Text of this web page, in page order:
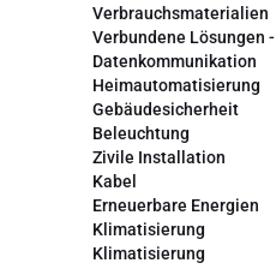
Verbrauchsmaterialien
Verbundene Lösungen -
Datenkommunikation
Heimautomatisierung
Gebäudesicherheit
Beleuchtung
Zivile Installation
Kabel
Erneuerbare Energien
Klimatisierung
Klimatisierung